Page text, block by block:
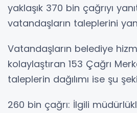
yaklaşık 370 bin çağrıyı
vatandaşların taleplerini
Vatandaşların belediye
kolaylaştıran 153 Çağrı
taleplerin dağılımı ise şu
260 bin çağrı: İlgili